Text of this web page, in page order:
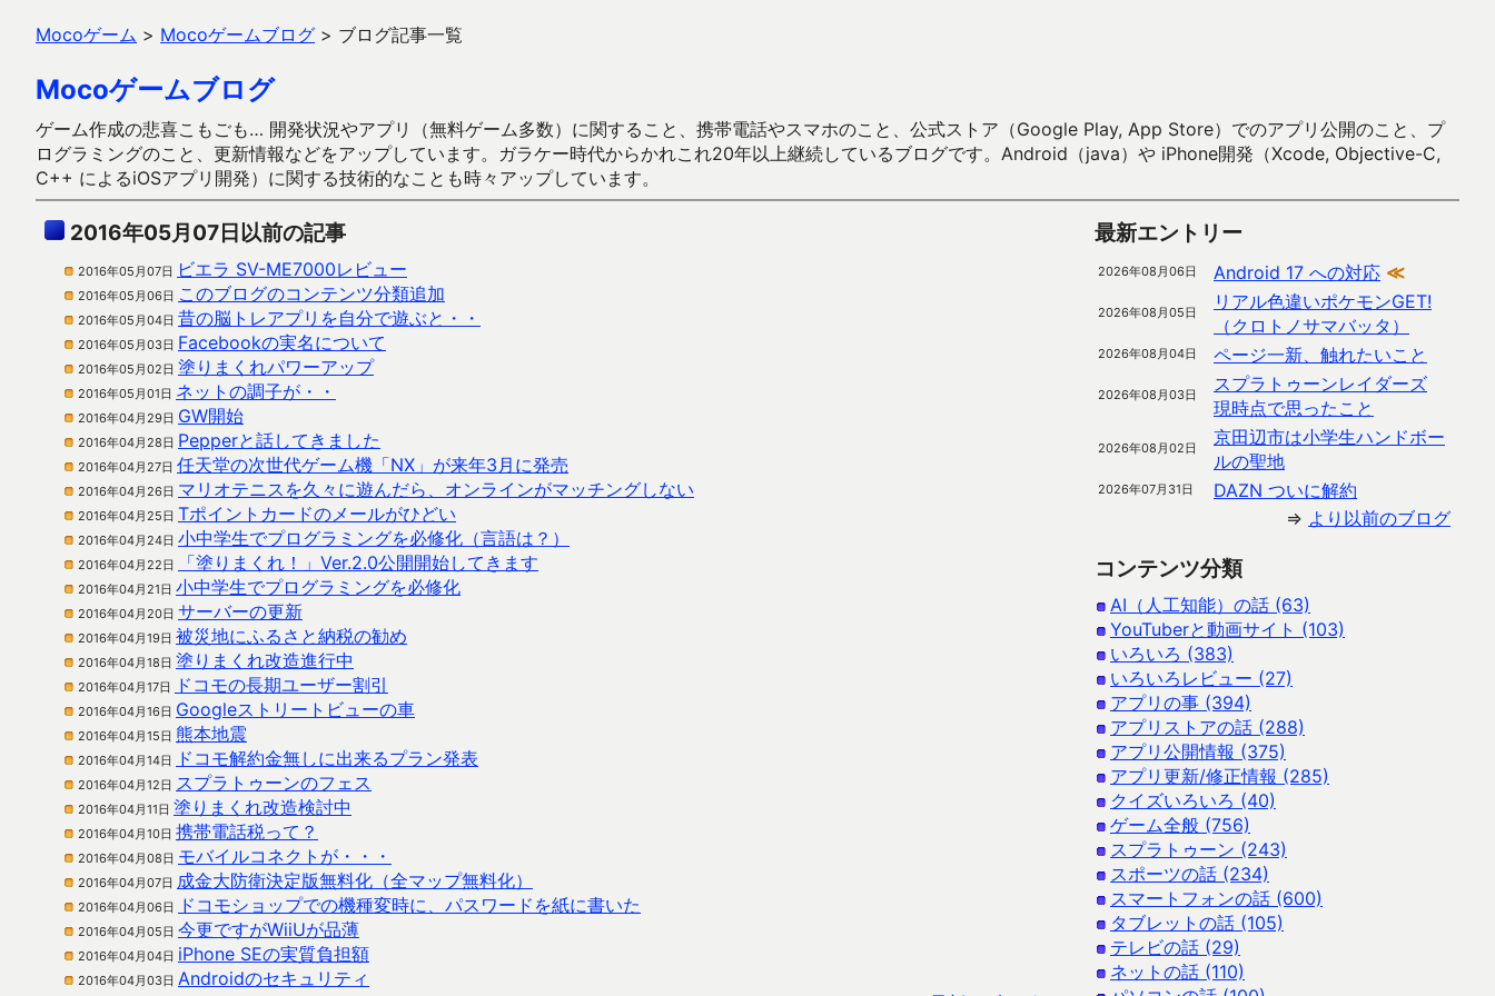
Mocoゲーム > Mocoゲームブログ > ブログ記事一覧
Mocoゲームブログ
ゲーム作成の悲喜こもごも… 開発状況やアプリ（無料ゲーム多数）に関すること、携帯電話やスマホのこと、公式ストア（Google Play, App Store）でのアプリ公開のこと、プ
ログラミングのこと、更新情報などをアップしています。ガラケー時代からかれこれ20年以上継続しているブログです。Android（java）や iPhone開発（Xcode, Objective-C,
C++ によるiOSアプリ開発）に関する技術的なことも時々アップしています。
2016年05月07日以前の記事
2016年05月07日 ビエラ SV-ME7000レビュー
2016年05月06日 このブログのコンテンツ分類追加
2016年05月04日 昔の脳トレアプリを自分で遊ぶと・・
2016年05月03日 Facebookの実名について
2016年05月02日 塗りまくれパワーアップ
2016年05月01日 ネットの調子が・・
2016年04月29日 GW開始
2016年04月28日 Pepperと話してきました
2016年04月27日 任天堂の次世代ゲーム機「NX」が来年3月に発売
2016年04月26日 マリオテニスを久々に遊んだら、オンラインがマッチングしない
2016年04月25日 Tポイントカードのメールがひどい
2016年04月24日 小中学生でプログラミングを必修化（言語は？）
2016年04月22日 「塗りまくれ！」Ver.2.0公開開始してきます
2016年04月21日 小中学生でプログラミングを必修化
2016年04月20日 サーバーの更新
2016年04月19日 被災地にふるさと納税の勧め
2016年04月18日 塗りまくれ改造進行中
2016年04月17日 ドコモの長期ユーザー割引
2016年04月16日 Googleストリートビューの車
2016年04月15日 熊本地震
2016年04月14日 ドコモ解約金無しに出来るプラン発表
2016年04月12日 スプラトゥーンのフェス
2016年04月11日 塗りまくれ改造検討中
2016年04月10日 携帯電話税って？
2016年04月08日 モバイルコネクトが・・・
2016年04月07日 成金大防衛決定版無料化（全マップ無料化）
2016年04月06日 ドコモショップでの機種変時に、パスワードを紙に書いた
2016年04月05日 今更ですがWiiUが品薄
2016年04月04日 iPhone SEの実質負担額
2016年04月03日 Androidのセキュリティ
最新エントリー
2026年08月06日 Android 17 への対応 ≪
2026年08月05日
リアル色違いポケモンGET!
（クロトノサマバッタ）
2026年08月04日 ページ一新、触れたいこと
2026年08月03日
スプラトゥーンレイダーズ
現時点で思ったこと
2026年08月02日
京田辺市は小学生ハンドボー
ルの聖地
2026年07月31日
DAZN ついに解約
⇒ より以前のブログ
コンテンツ分類
AI（人工知能）の話 (63)
YouTuberと動画サイト (103)
いろいろ (383)
いろいろレビュー (27)
アプリの事 (394)
アプリストアの話 (288)
アプリ公開情報 (375)
アプリ更新/修正情報 (285)
クイズいろいろ (40)
ゲーム全般 (756)
スプラトゥーン (243)
スポーツの話 (234)
スマートフォンの話 (600)
タブレットの話 (105)
テレビの話 (29)
ネットの話 (110)